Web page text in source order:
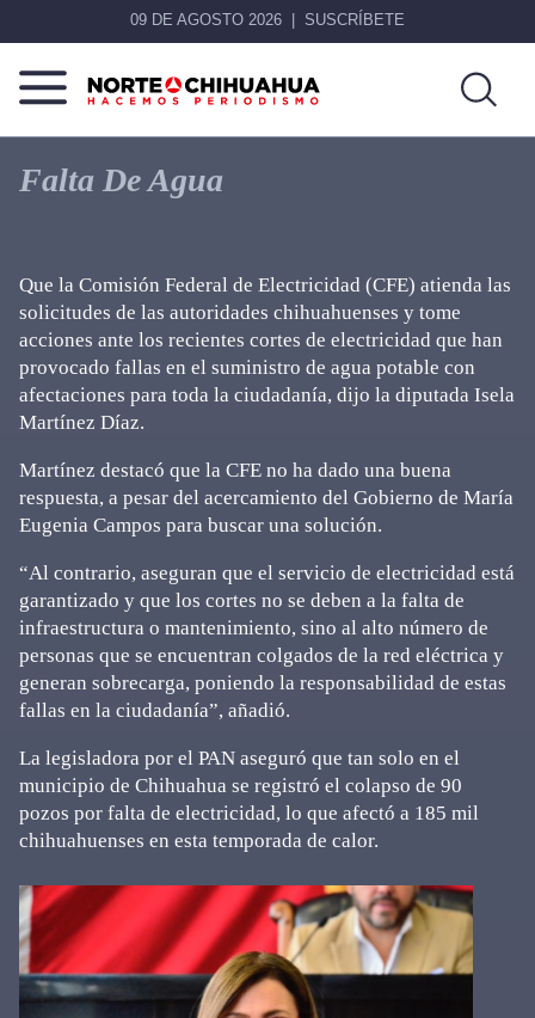
09 DE AGOSTO 2026 SUSCRÍBETE
Norte
De
Chihuahua
Más
que
noticias,
Falta De Agua
Que la Comisión Federal de Electricidad (CFE) atienda las
solicitudes de las autoridades chihuahuenses y tome
acciones ante los recientes cortes de electricidad que han
provocado fallas en el suministro de agua potable con
afectaciones para toda la ciudadanía, dijo la diputada Isela
Martínez Díaz.
Martínez destacó que la CFE no ha dado una buena
respuesta, a pesar del acercamiento del Gobierno de María
Eugenia Campos para buscar una solución.
“Al contrario, aseguran que el servicio de electricidad está
garantizado y que los cortes no se deben a la falta de
infraestructura o mantenimiento, sino al alto número de
personas que se encuentran colgados de la red eléctrica y
generan sobrecarga, poniendo la responsabilidad de estas
fallas en la ciudadanía”, añadió.
La legisladora por el PAN aseguró que tan solo en el
municipio de Chihuahua se registró el colapso de 90
pozos por falta de electricidad, lo que afectó a 185 mil
chihuahuenses en esta temporada de calor.